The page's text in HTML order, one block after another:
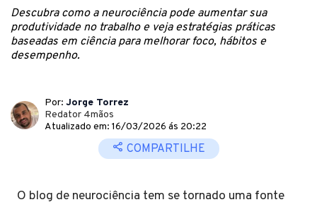
Descubra como a neurociência pode aumentar sua
produtividade no trabalho e veja estratégias práticas
baseadas em ciência para melhorar foco, hábitos e
desempenho.
Por: Jorge Torrez
Redator 4mãos
Atualizado em: 16/03/2026 ás 20:22
COMPARTILHE
O blog de neurociência tem se tornado uma fonte